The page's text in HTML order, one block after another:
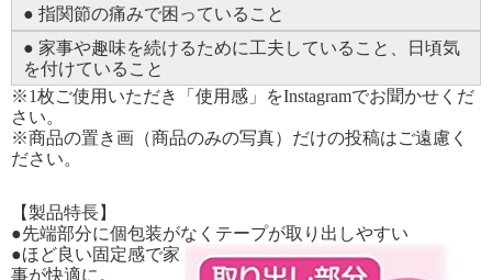
● 指関節の痛みで困っていること
● 家事や趣味を続けるために工夫していること、日頃気
を付けていること
※1枚ご使用いただき「使用感」をInstagramでお聞かせくだ
さい。
※商品の置き画（商品のみの写真）だけの投稿はご遠慮く
ださい。
【製品特長】
●先端部分に個包装がなくテープが取り出しやすい
●ほど良い固定感で家
事が快適に。